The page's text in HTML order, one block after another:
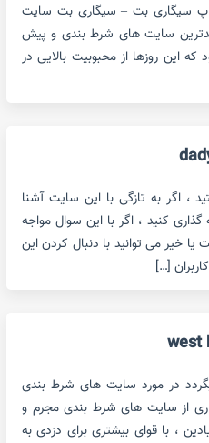
سیگاری بت – سیگاری بت سایت
سایت های شرط بندی و پیش
این روزها از محبوبیت بالایی در
، اگر به تازگی با این سایت آشنا
کنید ، اگر با این سوال مواجه
خیر می توانید با دنبال کردن این
[…]
در مورد سایت های شرط بندی
از سایت های شرط بندی مجرم و
، با قوای بیشتری برای دزدی به